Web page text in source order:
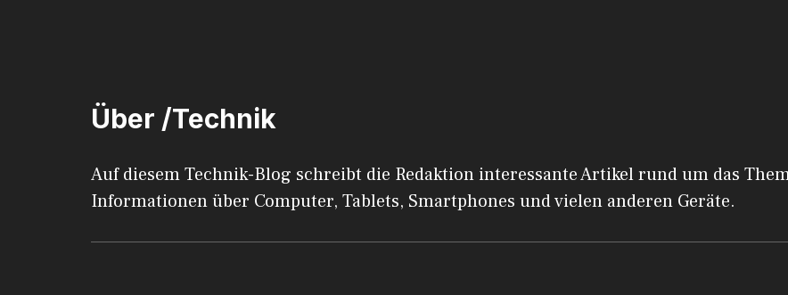
Über /Technik
Auf diesem Technik-Blog schreibt die Redaktion interessante Artikel rund um das
Informationen über Computer, Tablets, Smartphones und vielen anderen Geräte.